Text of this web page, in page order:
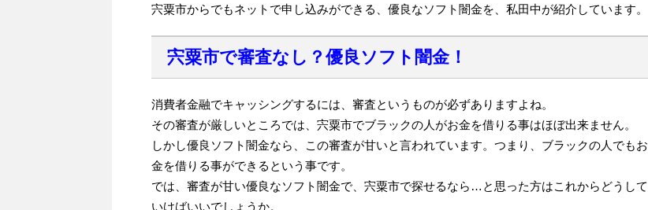
宍粟市からでもネットで申し込みができる、優良なソフト闇金を、私田中が紹介しています。
宍粟市で審査なし？優良ソフト闇金！
消費者金融でキャッシングするには、審査というものが必ずありますよね。
その審査が厳しいところでは、宍粟市でブラックの人がお金を借りる事はほぼ出来ません。
しかし優良ソフト闇金なら、この審査が甘いと言われています。つまり、ブラックの人でもお
金を借りる事ができるという事です。
では、審査が甘い優良なソフト闇金で、宍粟市で探せるなら…と思った方はこれからどうして
いけばいいでしょうか。